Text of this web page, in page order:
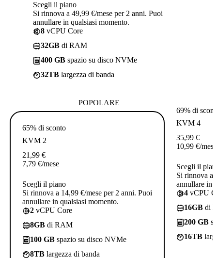
Scegli il piano
Si rinnova a 49,99 €/mese per 2 anni. Puoi
annullare in qualsiasi momento.
8 vCPU Core
32GB di RAM
400 GB spazio su disco NVMe
32TB largezza di banda
POPOLARE
65% di sconto
KVM 2
21,99 €
7,79 €/mese
Scegli il piano
Si rinnova a 14,99 €/mese per 2 anni. Puoi
annullare in qualsiasi momento.
2 vCPU Core
8GB di RAM
100 GB spazio su disco NVMe
8TB largezza di banda
69% di
KVM 4
35,99 €
10,99 €/mese
Scegli il
Si rinnova a
annullare in
4 vCPU
16GB di
200 GB
16TB